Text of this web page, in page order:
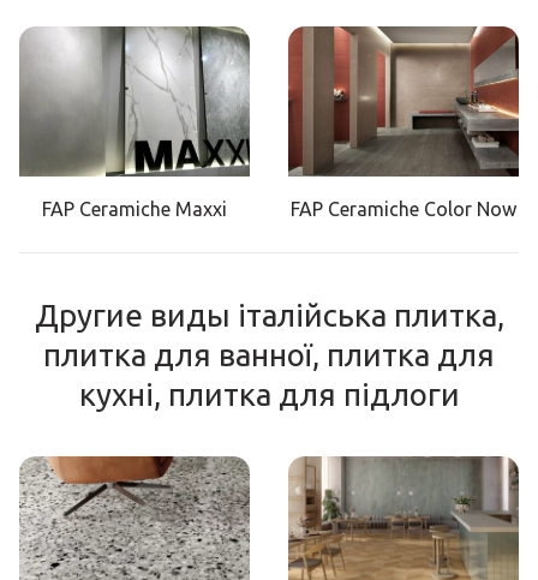
FAP Ceramiche Maxxi FAP Ceramiche Color Now
Другие виды італійська плитка,
плитка для ванної, плитка для
кухні, плитка для підлоги